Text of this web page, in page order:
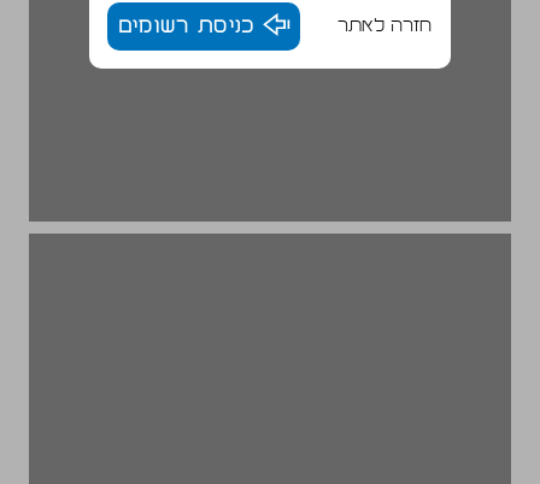
חזרה לאתר כניסת רשומים